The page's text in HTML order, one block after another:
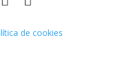
de cookies